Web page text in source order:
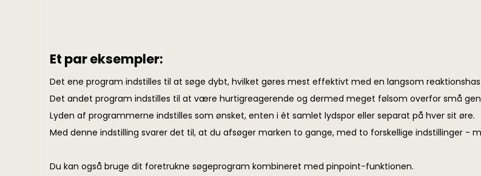
Et par eksempler:
Det ene program indstilles til at søge dybt, hvilket gøres mest effektivt med en langsom
Det andet program indstilles til at være hurtigreagerende og dermed meget følsom overfor små
Lyden af programmerne indstilles som ønsket, enten i ét samlet lydspor eller separat på hver sit øre.
Med denne indstilling svarer det til, at du afsøger marken to gange, med to forskellige indstillinger -
Du kan også bruge dit foretrukne søgeprogram kombineret med pinpoint-funktionen.